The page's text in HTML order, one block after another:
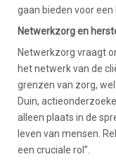
gaan bieden voor een
Netwerkzorg en
Netwerkzorg vraagt
het netwerk van de
grenzen van zorg,
Duin,
alleen plaats in de
leven van mensen.
een cruciale rol”.